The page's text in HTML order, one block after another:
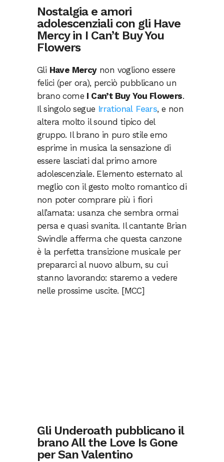
Nostalgia e amori
adolescenziali con gli Have
Mercy in I Can’t Buy You
Flowers
Gli Have Mercynon vogliono essere
felici (per ora), perciò pubblicano un
brano come I Can’t Buy You Flowers.
Il singolo segue Irrational Fears, e non
altera molto il sound tipico del
gruppo. Il brano in puro stile emo
esprime in musica la sensazione di
essere lasciati dal primo amore
adolescenziale. Elemento esternato al
meglio con il gesto molto romantico di
non poter comprare più i fiori
all’amata: usanza che sembra ormai
persa e quasi svanita. Il cantante Brian
Swindle afferma che questa canzone
è la perfetta transizione musicale per
prepararci al nuovo album, su cui
stanno lavorando: staremo a vedere
nelle prossime uscite. [MCC]
Gli Underoath pubblicano il
brano All the Love Is Gone
per San Valentino